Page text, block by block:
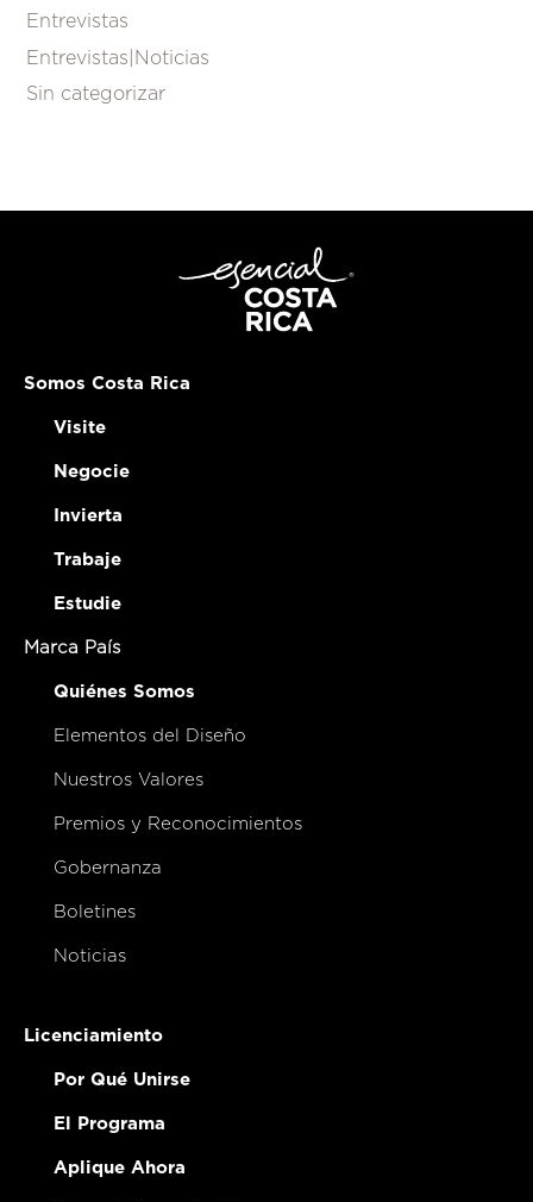
Entrevistas
Entrevistas|Noticias
Sin categorizar
Somos Costa Rica
Visite
Negocie
Invierta
Trabaje
Estudie
Marca País
Quiénes Somos
Elementos del Diseño
Nuestros Valores
Premios y Reconocimientos
Gobernanza
Boletines
Noticias
Licenciamiento
Por Qué Unirse
El Programa
Aplique Ahora